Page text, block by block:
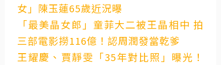
女」陳玉蓮65歲近況曝
「最美晶女郎」童菲大二被王晶相中 拍
三部電影撈116億！認周潤發當乾爹
王耀慶、賈靜雯「35年對比照」曝光！